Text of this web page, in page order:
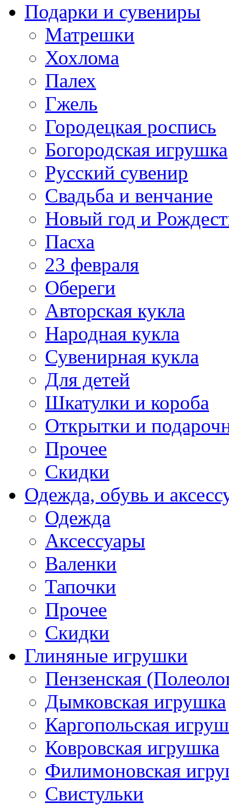
Подарки и сувениры
Матрешки
Хохлома
Палех
Гжель
Городецкая роспись
Богородская игрушка
Русский сувенир
Свадьба и венчание
Новый год и
Пасха
23 февраля
Обереги
Авторская кукла
Народная кукла
Сувенирная кукла
Для детей
Шкатулки и короба
Открытки и
Прочее
Скидки
Одежда, обувь и
Одежда
Аксессуары
Валенки
Тапочки
Прочее
Скидки
Глиняные игрушки
Пензенская
Дымковская игрушка
Каргопольская
Ковровская игрушка
Филимоновская
Свистульки